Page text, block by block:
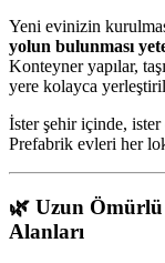
Yeni evinizin
yolun bulunması
Konteyner yapılar,
yere kolayca
İster şehir içinde,
Prefabrik evleri her
🌿 Uzun
Alanları